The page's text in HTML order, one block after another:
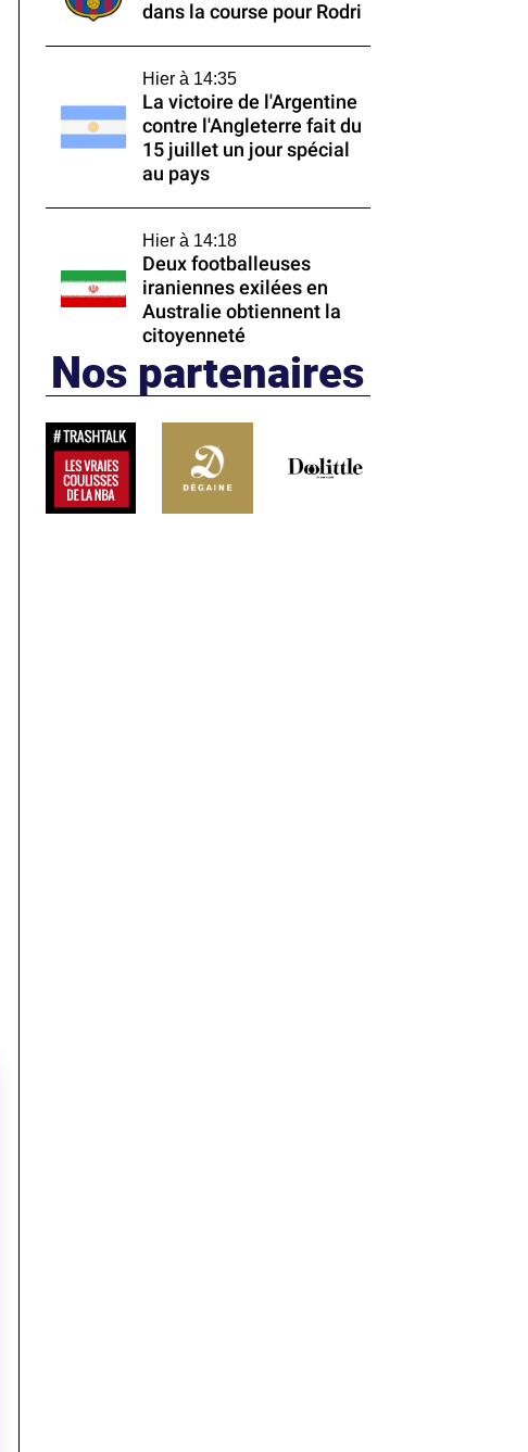
dans la course pour Rodri
Hier à 14:35
La victoire de l'Argentine
contre l'Angleterre fait du
15 juillet un jour spécial
au pays
Hier à 14:18
Deux footballeuses
iraniennes exilées en
Australie obtiennent la
citoyenneté
Nos partenaires